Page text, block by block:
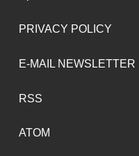
PRIVACY POLICY
E-MAIL NEWSLETTER
RSS
ATOM